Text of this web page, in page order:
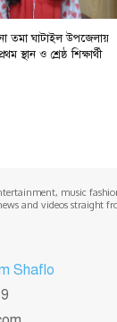
তমা ঘাটাইল উপজেলায়
স্থান ও শ্রেষ্ঠ শিক্ষার্থী
music
and videos straight
Shaflo